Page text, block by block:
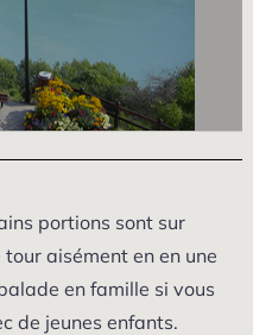
portions sont sur
aisément en en une
en famille si vous
de jeunes enfants.